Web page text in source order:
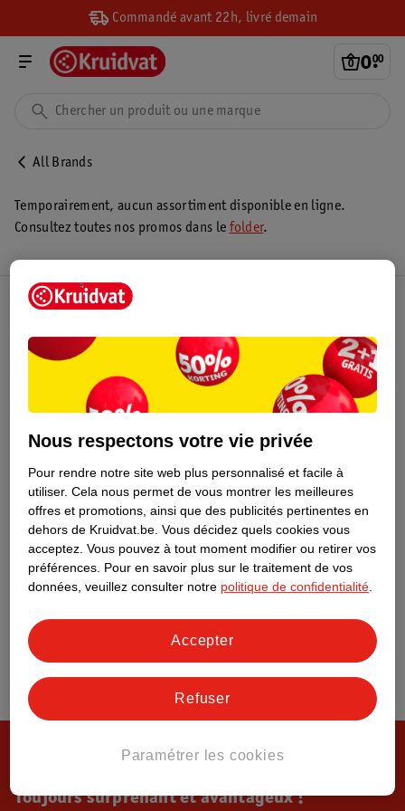
Commandé avant 22h, livré demain
0.
00
All Brands
Temporairement, aucun assortiment disponible en ligne.
Consultez toutes nos promos dans le folder.
Toujours surprenant et avantageux !
Nous respectons votre vie privée
Pour rendre notre site web plus personnalisé et facile à
utiliser. Cela nous permet de vous montrer les meilleures
offres et promotions, ainsi que des publicités pertinentes en
dehors de Kruidvat.be. Vous décidez quels cookies vous
acceptez. Vous pouvez à tout moment modifier ou retirer vos
préférences. Pour en savoir plus sur le traitement de vos
données, veuillez consulter notre politique de confidentialité
Paramétrer les cookies
Refuser
Accepter